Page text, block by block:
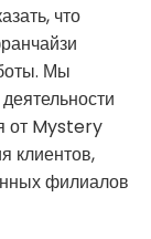
что
Мы
от Mystery
клиентов,
филиалов